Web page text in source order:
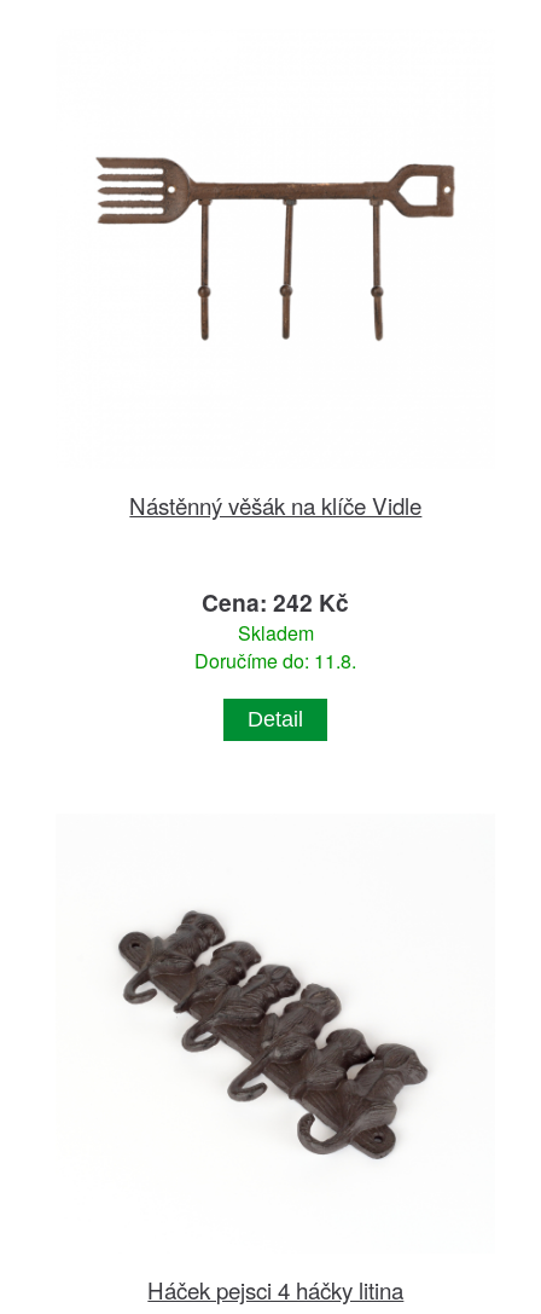
Nástěnný věšák na klíče Vidle
Cena: 242 Kč
Skladem
Doručíme do: 11.8.
Detail
Háček pejsci 4 háčky litina